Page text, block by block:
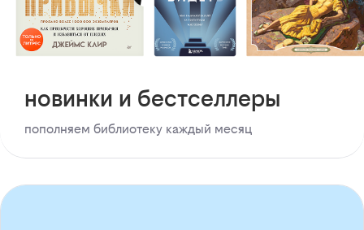
новинки и бестселлеры
пополняем библиотеку каждый месяц